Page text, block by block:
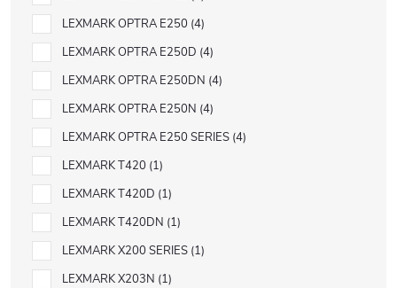
LEXMARK OPTRA E250 4
LEXMARK OPTRA E250D 4
LEXMARK OPTRA E250DN 4
LEXMARK OPTRA E250N 4
LEXMARK OPTRA E250 SERIES 4
LEXMARK T420 1
LEXMARK T420D 1
LEXMARK T420DN 1
LEXMARK X200 SERIES 1
LEXMARK X203N 1